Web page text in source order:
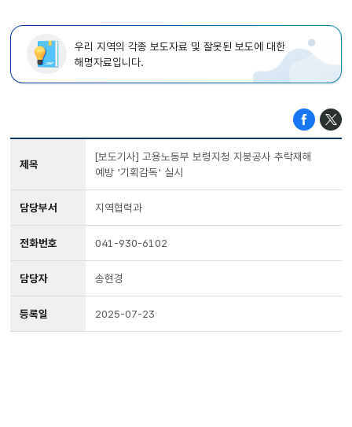
우리 지역의 각종 보도자료 및 잘못된 보도에 대한
해명자료입니다.
제목
[보도기사] 고용노동부 보령지청 지붕공사 추락재해
예방 '기획감독' 실시
담당부서 지역협력과
전화번호 041-930-6102
담당자 송현경
등록일 2025-07-23